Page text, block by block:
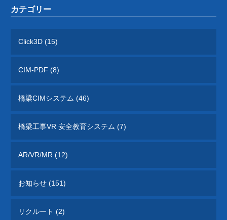
カテゴリー
Click3D (15)
CIM-PDF (8)
橋梁CIMシステム (46)
橋梁工事VR 安全教育システム (7)
AR/VR/MR (12)
お知らせ (151)
リクルート (2)